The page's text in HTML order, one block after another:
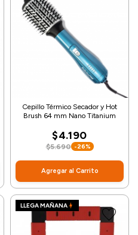
Cepillo Térmico Secador y Hot
Brush 64 mm Nano Titanium
$4.190
$5.690 -26%
Agregar al Carrito
LLEGA MAÑANA